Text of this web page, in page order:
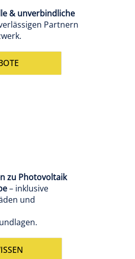
& unverbindliche
Partnern
zu Photovoltaik
– inklusive
und